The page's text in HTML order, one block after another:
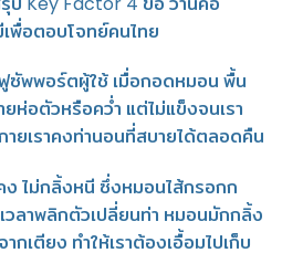
พื่อตอบโจทย์คนไทย
พพอร์ตผู้ใช้ เมื่อกอดหมอน พื้น
ห่อตัวหรือคว่ำ แต่ไม่แข็งจนเรา
ายเราคงท่านอนที่สบายได้ตลอดคืน
ไม่กลิ้งหนี ซึ่งหมอนไส้กรอกก
ลาพลิกตัวเปลี่ยนท่า หมอนมักกลิ้ง
กเตียง ทำให้เราต้องเอื้อมไปเก็บ